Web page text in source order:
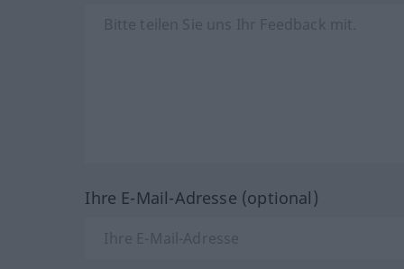
Ihre E-Mail-Adresse (optional)